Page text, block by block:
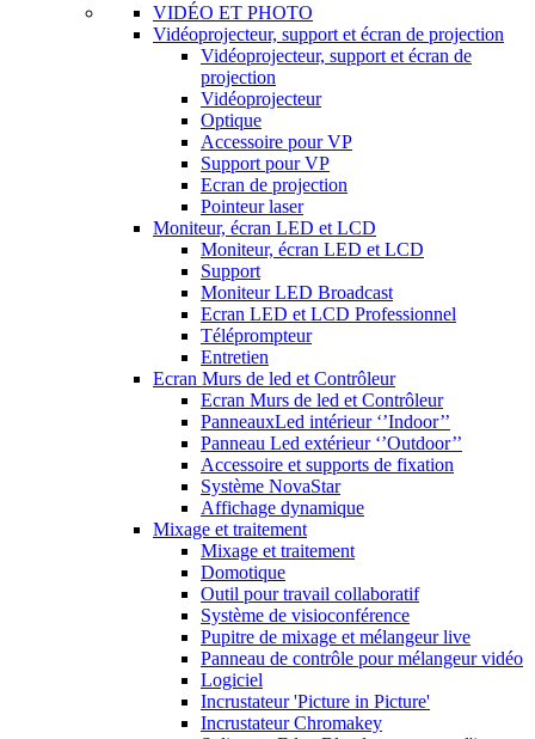
VIDÉO ET PHOTO
Vidéoprojecteur, support et écran de projection
Vidéoprojecteur, support et écran de
projection
Vidéoprojecteur
Optique
Accessoire pour VP
Support pour VP
Ecran de projection
Pointeur laser
Moniteur, écran LED et LCD
Moniteur, écran LED et LCD
Support
Moniteur LED Broadcast
Ecran LED et LCD Professionnel
Téléprompteur
Entretien
Ecran Murs de led et Contrôleur
Ecran Murs de led et Contrôleur
PanneauxLed intérieur ‘’Indoor’’
Panneau Led extérieur ‘’Outdoor’’
Accessoire et supports de fixation
Système NovaStar
Affichage dynamique
Mixage et traitement
Mixage et traitement
Domotique
Outil pour travail collaboratif
Système de visioconférence
Pupitre de mixage et mélangeur live
Panneau de contrôle pour mélangeur vidéo
Logiciel
Incrustateur 'Picture in Picture'
Incrustateur Chromakey